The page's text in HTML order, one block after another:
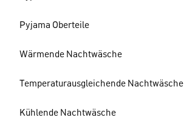
Pyjama Oberteile
Wärmende Nachtwäsche
Temperaturausgleichende Nachtwäsche
Kühlende Nachtwäsche